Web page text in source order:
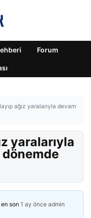
Forum
ağız yaralarıyla devam
yaralarıyla
son 1 ay önce admin